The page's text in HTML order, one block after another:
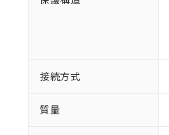
接続方式
質量